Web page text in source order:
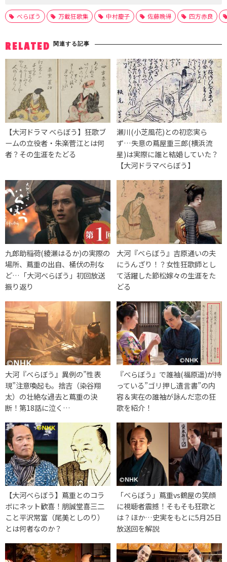
べらぼう 万載狂歌集 中村慶子 佐藤晩得 四方赤良
RELATED 関連する記事
【大河ドラマ べらぼう】狂歌ブ
ームの立役者・朱楽菅江とは何
者？その生涯をたどる
瀬川(小芝風花)との初恋実ら
ず…失意の蔦屋重三郎(横浜流
星)は実際に誰と結婚していた？
【大河ドラマべらぼう】
九郎助稲荷(綾瀬はるか)の実際の
場所、蔦重の出自、桶伏の刑な
ど…「大河べらぼう」初回放送
振り返り
大河『べらぼう』吉原通いの夫
にうんざり！？女性狂歌師とし
て活躍した節松嫁々の生涯をた
どる
大河『べらぼう』異例の”性表
現”注意喚起も。捨吉（染谷翔
太）の壮絶な過去と蔦重の決
断！第18話に泣く…
『べらぼう』で誰袖(福原遥)が持
っている”ゴリ押し遺言書”の内
容＆実在の誰袖が詠んだ恋の狂
歌を紹介！
【大河べらぼう】蔦重とのコラ
ボにネット歓喜！朋誠堂喜三二
こと平沢常富（尾美としのり）
とは何者なのか？
「べらぼう」蔦重vs鶴屋の笑顔
に視聴者震撼！そもそも狂歌と
は？ほか…史実をもとに5月25日
放送回を解説